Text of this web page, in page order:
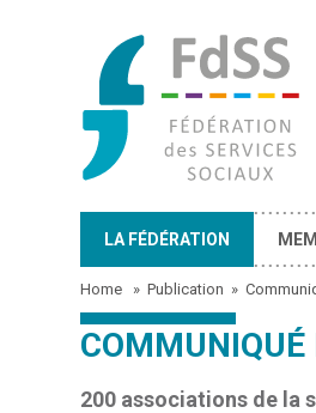
LA FÉDÉRATION
Home »Publication »
COMMUNIQUÉ
200 associations de la